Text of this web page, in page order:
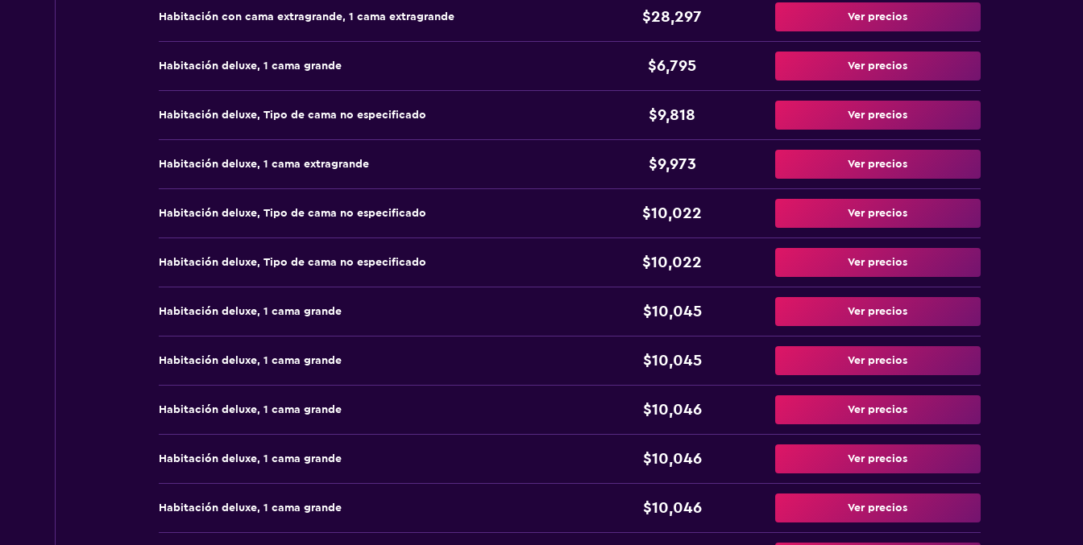
Habitación con cama extragrande, 1 cama extragrande $28,297 Ver precios
Habitación deluxe, 1 cama grande $6,795 Ver precios
Habitación deluxe, Tipo de cama no especificado $9,818 Ver precios
Habitación deluxe, 1 cama extragrande $9,973 Ver precios
Habitación deluxe, Tipo de cama no especificado $10,022 Ver precios
Habitación deluxe, Tipo de cama no especificado $10,022 Ver precios
Habitación deluxe, 1 cama grande $10,045 Ver precios
Habitación deluxe, 1 cama grande $10,045 Ver precios
Habitación deluxe, 1 cama grande $10,046 Ver precios
Habitación deluxe, 1 cama grande $10,046 Ver precios
Habitación deluxe, 1 cama grande $10,046 Ver precios